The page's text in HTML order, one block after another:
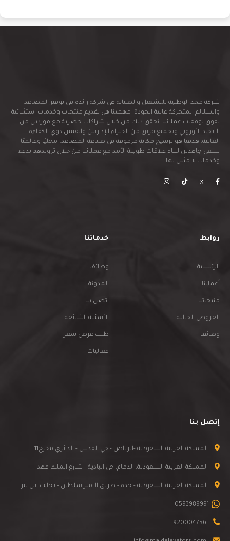
شركة مجد الوطنية للتشغيل والصيانة هي شركة رائدة في توفير المصاعد
والسلالم المتحركة عالية الجودة. مهمتنا هي تقديم منتجات وخدمات استثنائية
تفوق توقعات عملائنا. نحقق ذلك من خلال شراكات حصرية مع موردين من
الاتحاد الأوروبي وتجميع فريق من الخبراء الإداريين والفنيين ذوي الكفاءة
العالية. هدفنا هو ترسيخ مكانة مرموقة في صناعة المصاعد، محليًا وعالميًا.
نسعى جاهدين لبناء علاقات طويلة الأمد مع عملائنا من خلال تزويدهم بدعم
وخدمات لا مثيل لها.
X
روابط
الرئيسية
أعمالنا
منتجاتنا
العروض الحالية
وظائف
خدماتنا
وظائف
المدونة
اتصل بنا
الأسئلة الشائعة
طلب عرض سعر
فعاليات
إتصل بنا
المملكة العربية السعودية -الرياض - حي القدس - الدائري مخرج11
المملكة العربية السعودية, الدمام, حي البادية - شارع الملك فهد
المملكة العربية السعودية - جدة - طريق الامير سلطان - بجانب ابل بيز
0593989991
920004756